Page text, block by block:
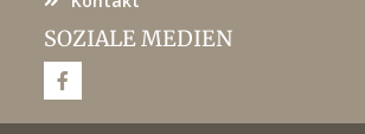
SOZIALE MEDIEN
F
a
e